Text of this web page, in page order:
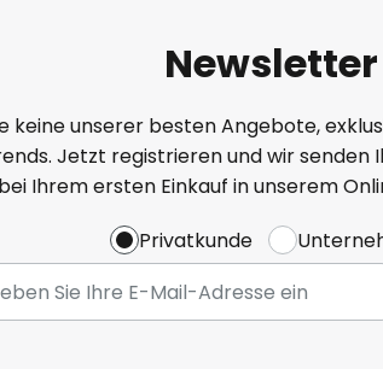
Newsletter
keine unserer besten Angebote,
Jetzt registrieren und wir senden
Ihrem ersten Einkauf in unserem
Privatkunde